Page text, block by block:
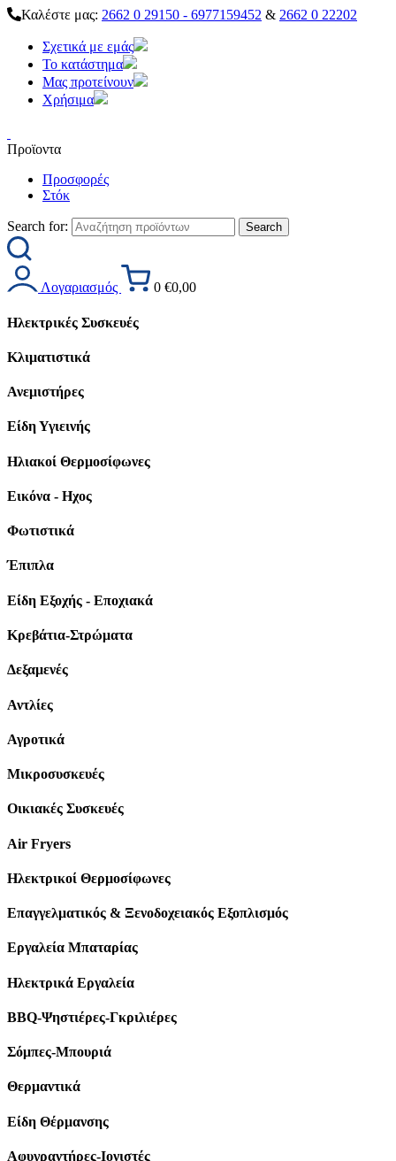
Καλέστε μας: 2662 0 29150 - 6977159452 & 2662 0 22202
Σχετικά με εμάς
Το κατάστημα
Μας προτείνουν
Χρήσιμα
Προϊοντα
Προσφορές
Στόκ
Search for:
Λογαριασμός 0 €0,00
Ηλεκτρικές Συσκευές
Κλιματιστικά
Ανεμιστήρες
Είδη Υγιεινής
Ηλιακοί Θερμοσίφωνες
Εικόνα - Ηχος
Φωτιστικά
Έπιπλα
Είδη Εξοχής - Εποχιακά
Κρεβάτια-Στρώματα
Δεξαμενές
Αντλίες
Αγροτικά
Μικροσυσκευές
Οικιακές Συσκευές
Air Fryers
Ηλεκτρικοί Θερμοσίφωνες
Επαγγελματικός & Ξενοδοχειακός Εξοπλισμός
Εργαλεία Μπαταρίας
Ηλεκτρικά Εργαλεία
BBQ-Ψηστιέρες-Γκριλιέρες
Σόμπες-Μπουριά
Θερμαντικά
Είδη Θέρμανσης
Αφυγραντήρες-Ιονιστές